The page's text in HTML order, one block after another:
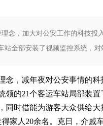
念，加大对公安工作的科技投
全部安装了视频监控系统，
，减年夜对公安事情的
领的21个客运车站局部装
同时借能为游客大众供给大
家人 20余名。克日，介戚